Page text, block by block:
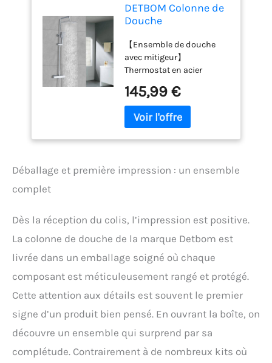
DETBOM Colonne de
Douche
Anti-Calcaire,
Chromé, Carré
【Ensemble de douche
avec mitigeur】
Thermostat en acier
qualité avec verrouillage
de sécurité (38 °C) pour
une utilisation sûre de
reste basse pour éviter les
L'inverseur intégré permet
de changer facilement le
de tête et de la douchette.
(Remarque : l'eau chaude
thermostat et l'eau froide à
droite.) 【Douche carrée
effet pluie extra large de 25
x 25 cm, jet d'eau doux,
145,99 €
Déballage et première impression : un ensemble
complet
Dès la réception du colis, l’impression est positive.
La colonne de douche de la marque Detbom est
livrée dans un emballage soigné où chaque
composant est méticuleusement rangé et protégé.
Cette attention aux détails est souvent le premier
signe d’un produit bien pensé. En ouvrant la boîte, on
découvre un ensemble qui surprend par sa
complétude. Contrairement à de nombreux kits où